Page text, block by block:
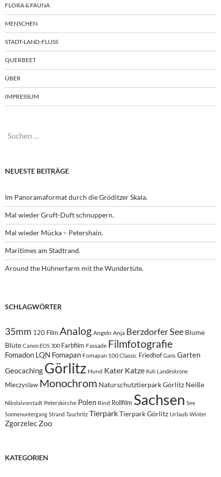
FLORA & FAUNA
MENSCHEN
STADT-LAND-FLUSS
QUERBEET
ÜBER
IMPRESSUM
Suchen
NEUESTE BEITRÄGE
Im Panoramaformat durch die Gröditzer Skala.
Mal wieder Gruft-Duft schnuppern.
Mal wieder Mücka – Petershain.
Maritimes am Stadtrand.
Around the Hühnerfarm mit the Wundertüte.
SCHLAGWÖRTER
35mm 120 Film Analog Angeln Anja Berzdorfer See Blume
Blüte Canon EOS 300 Farbfilm Fassade Filmfotografie
Fomadon LQN Fomapan Fomapan 100 Classic Friedhof Gans Garten
Geocaching Görlitz Hund Kater Katze Kuh Landeskrone
Mieczyslaw Monochrom Naturschutztierpark Görlitz Neiße
Nikolaivorstadt Peterskirche Polen Rind Rollfilm Sachsen See
Sonnenuntergang Strand Tauchritz TierparkTierpark Görlitz Urlaub Winter
Zgorzelec Zoo
KATEGORIEN